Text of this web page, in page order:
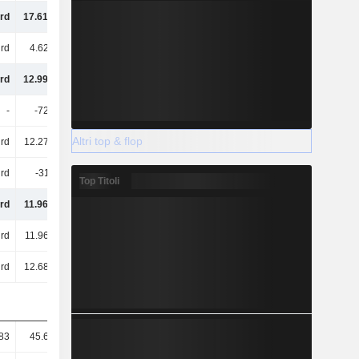
17.619 Mrd
4.627 Mrd
12.992 Mrd
- -720 Mrd
12.272 Mrd 13.230 Mrd
-311 Mrd
11.962 Mrd
11.962 Mrd
12.681 Mrd
45.671,72
Altri top & flop
Top Titoli